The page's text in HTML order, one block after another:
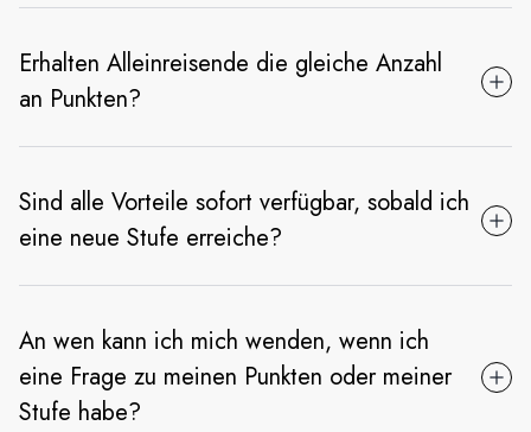
Erhalten Alleinreisende die gleiche Anzahl
an Punkten?
Sind alle Vorteile sofort verfügbar, sobald ich
eine neue Stufe erreiche?
An wen kann ich mich wenden, wenn ich
eine Frage zu meinen Punkten oder meiner
Stufe habe?